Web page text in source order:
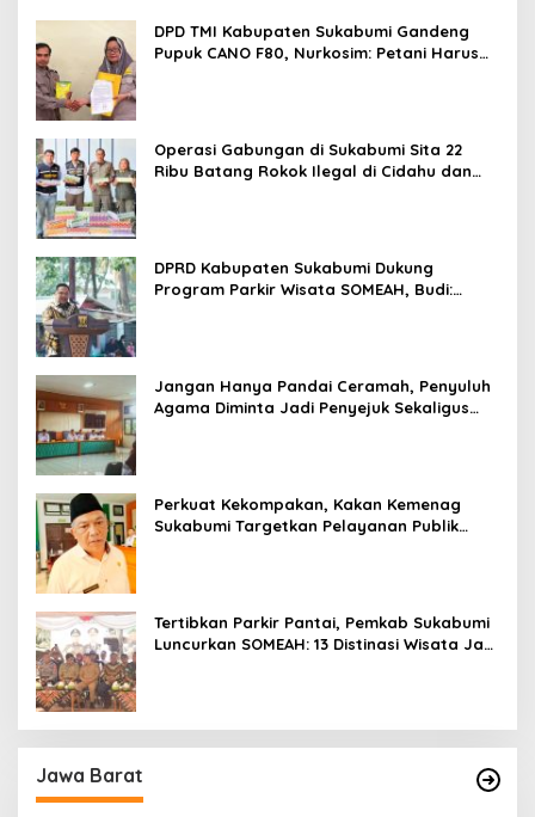
DPD TMI Kabupaten Sukabumi Gandeng
Pupuk CANO F80, Nurkosim: Petani Harus
Operasi Gabungan di Sukabumi Sita 22
Ribu Batang Rokok Ilegal di Cidahu dan
DPRD Kabupaten Sukabumi Dukung
Program Parkir Wisata SOMEAH, Budi:
Jangan Hanya Pandai Ceramah, Penyuluh
Agama Diminta Jadi Penyejuk Sekaligus
Perkuat Kekompakan, Kakan Kemenag
Sukabumi Targetkan Pelayanan Publik
Tertibkan Parkir Pantai, Pemkab Sukabumi
Luncurkan SOMEAH: 13 Distinasi Wisata Jadi
Jawa Barat